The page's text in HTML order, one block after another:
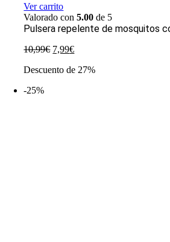
Ver carrito
Valorado con5.00 de 5
Pulsera repelente de mosquitos
10,99€ El
original
7,99€El
actual
Descuento de 27%
-25%